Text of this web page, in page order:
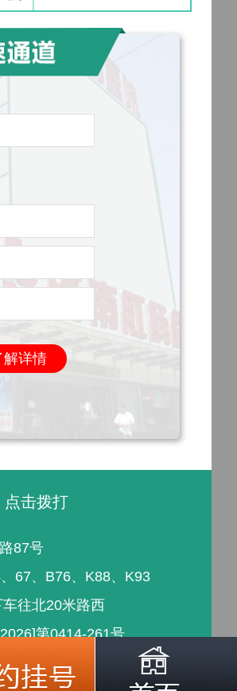
解详情
点击拨打
87号
67、B76、K88、K93
往北20米路西
第0414-261号
的依据，就医请遵照医生诊断